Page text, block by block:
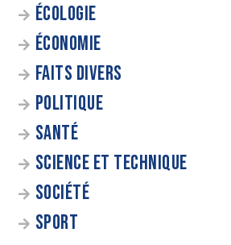
ÉCOLOGIE
ÉCONOMIE
FAITS DIVERS
POLITIQUE
SANTÉ
SCIENCE ET TECHNIQUE
SOCIÉTÉ
SPORT